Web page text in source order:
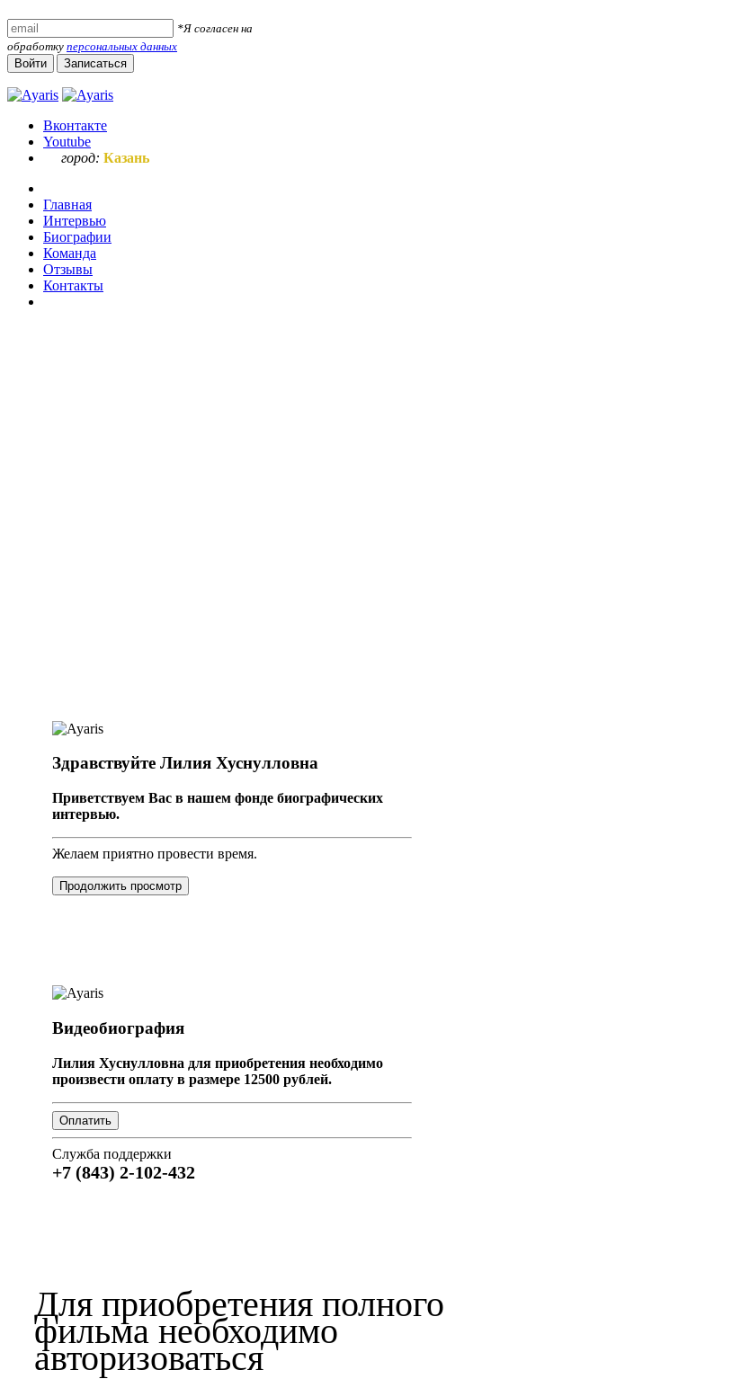
*Я согласен на
обработку персональных данных
Войти
Записаться
Вконтакте
Youtube
город: Казань
Главная
Интервью
Биографии
Команда
Отзывы
Контакты
Здравствуйте Лилия Хуснулловна
Приветствуем Вас в нашем фонде биографических
интервью.
Желаем приятно провести время.
Продолжить просмотр
Видеобиография
Лилия Хуснулловна для приобретения необходимо
произвести оплату в размере 12500 рублей.
Служба поддержки
+7 (843) 2-102-432
Для приобретения полного
фильма необходимо
авторизоваться